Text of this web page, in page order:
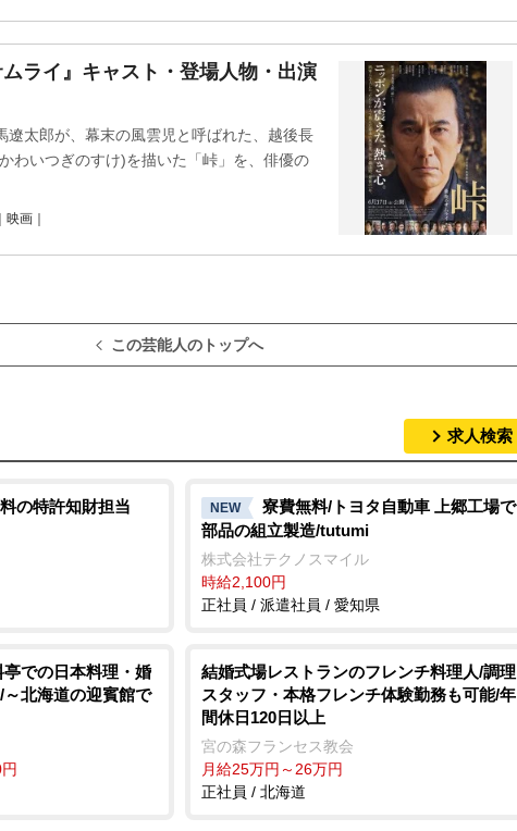
ライ』キャスト・登場人物・出演
遼太郎が、幕末の風雲児と呼ばれた、越後長
わいつぎのすけ)を描いた「峠」を、俳優の
｜映画｜
この芸能人のトップへ
求人検索
の特許知財担当 NEW
寮費無料/トヨタ自動車 上郷工場で
部品の組立製造/tutumi
株式会社テクノスマイル
時給2,100円
正社員 / 派遣社員 / 愛知県
での日本料理・婚
北海道の迎賓館で
結婚式場レストランのフレンチ料理人/調理
スタッフ・本格フレンチ体験勤務も可能/年
間休日120日以上
宮の森フランセス教会
月給25万円～26万円
正社員 / 北海道